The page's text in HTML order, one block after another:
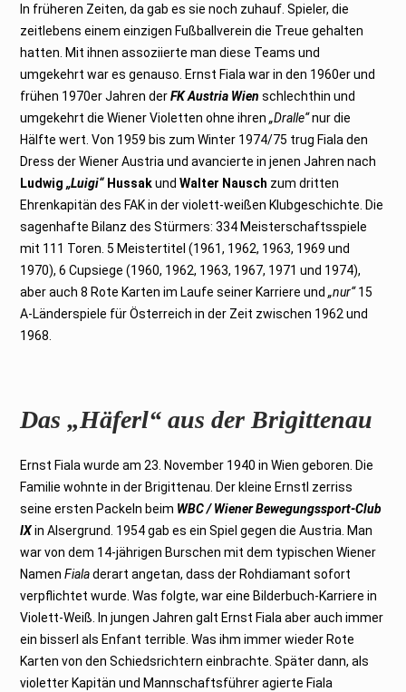
In früheren Zeiten, da gab es sie noch zuhauf. Spieler, die
zeitlebens einem einzigen Fußballverein die Treue gehalten
hatten. Mit ihnen assoziierte man diese Teams und
umgekehrt war es genauso. Ernst Fiala war in den 1960er und
frühen 1970er Jahren derFK Austria Wien schlechthin und
umgekehrt die Wiener Violetten ohne ihren„Dralle“nur die
Hälfte wert. Von 1959 bis zum Winter 1974/75 trug Fiala den
Dress der Wiener Austria und avancierte in jenen Jahren nach
Ludwig„Luigi“ HussakundWalter Nausch zum dritten
Ehrenkapitän des FAK in der violett-weißen Klubgeschichte. Die
sagenhafte Bilanz des Stürmers: 334 Meisterschaftsspiele
mit 111 Toren. 5 Meistertitel (1961, 1962, 1963, 1969 und
1970), 6 Cupsiege (1960, 1962, 1963, 1967, 1971 und 1974),
aber auch 8 Rote Karten im Laufe seiner Karriere und„nur“15
A-Länderspiele für Österreich in der Zeit zwischen 1962 und
1968.
Das „Häferl“ aus der Brigittenau
Ernst Fiala wurde am 23. November 1940 in Wien geboren. Die
Familie wohnte in der Brigittenau. Der kleine Ernstl zerriss
seine ersten Packeln beim WBC / Wiener Bewegungssport-Club
IXin Alsergrund. 1954 gab es ein Spiel gegen die Austria. Man
war von dem 14-jährigen Burschen mit dem typischen Wiener
NamenFialaderart angetan, dass der Rohdiamant sofort
verpflichtet wurde. Was folgte, war eine Bilderbuch-Karriere in
Violett-Weiß. In jungen Jahren galt Ernst Fiala aber auch immer
ein bisserl als Enfant terrible. Was ihm immer wieder Rote
Karten von den Schiedsrichtern einbrachte. Später dann, als
violetter Kapitän und Mannschaftsführer agierte Fiala